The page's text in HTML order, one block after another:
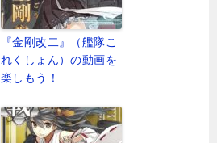
『金剛改二』（艦隊こ
れくしょん）の動画を
楽しもう！